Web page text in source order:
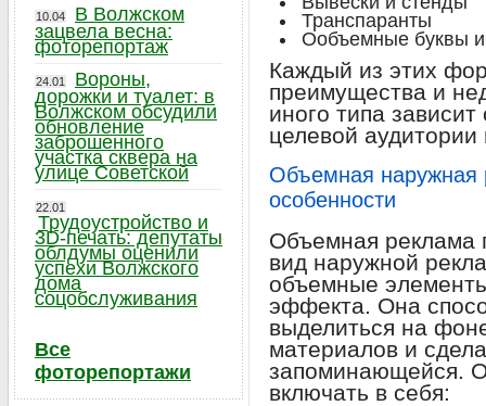
Транспаранты
Ообъемные буквы
Каждый из этих
преимущества и
иного типа
целевой
Объемная наружная
особенности
Объемная реклама
вид наружной
объемные
эффекта. Она
выделиться на
материалов и
запоминающейся.
включать в себя:
10.04
В Волжском
зацвела весна:
фоторепортаж
24.01
Вороны,
дорожки и туалет: в
Волжском обсудили
обновление
заброшенного
участка сквера на
улице Советской
22.01
Трудоустройство и
3D-печать: депутаты
облдумы оценили
успехи Волжского
дома
соцобслуживания
Все
фоторепортажи